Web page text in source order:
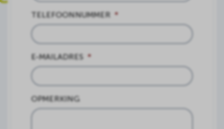
TELEFOONNUMMER *
E-MAILADRES *
OPMERKING